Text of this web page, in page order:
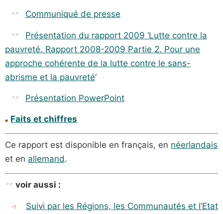
Communiqué de presse
Présentation du rapport 2009 ‘Lutte contre la
pauvreté. Rapport 2008-2009 Partie 2. Pour une
approche cohérente de la lutte contre le sans-
abrisme et la pauvreté‘
Présentation PowerPoint
Faits et chiffres
Ce rapport est disponible en français, en néerlandais
et en allemand.
voir aussi :
Suivi par les Régions, les Communautés et l’Etat